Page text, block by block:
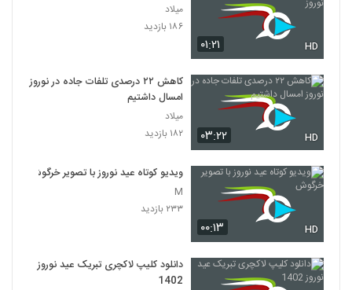
۰۱:۲۱ HD
میلاد
۱۸۶ بازدید
۰۳:۲۲ HD
کاهش ۲۲ درصدی تلفات جاده در نوروز
امسال داشتیم
میلاد
۱۸۲ بازدید
۰۰:۱۳ HD
ویدیو کوتاه عید نوروز با تصویر خرگوش
M
۲۳۳ بازدید
دانلود کلیپ لاکچری تبریک عید نوروز
1402